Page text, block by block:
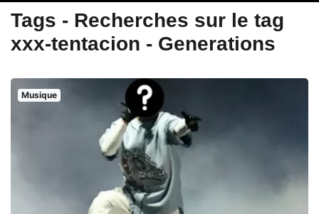
Tags - Recherches sur le tag
xxx-tentacion - Generations
Musique